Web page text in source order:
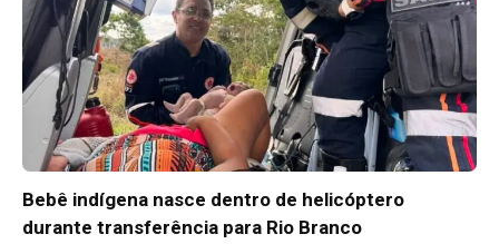
Bebê indígena nasce dentro de helicóptero
durante transferência para Rio Branco